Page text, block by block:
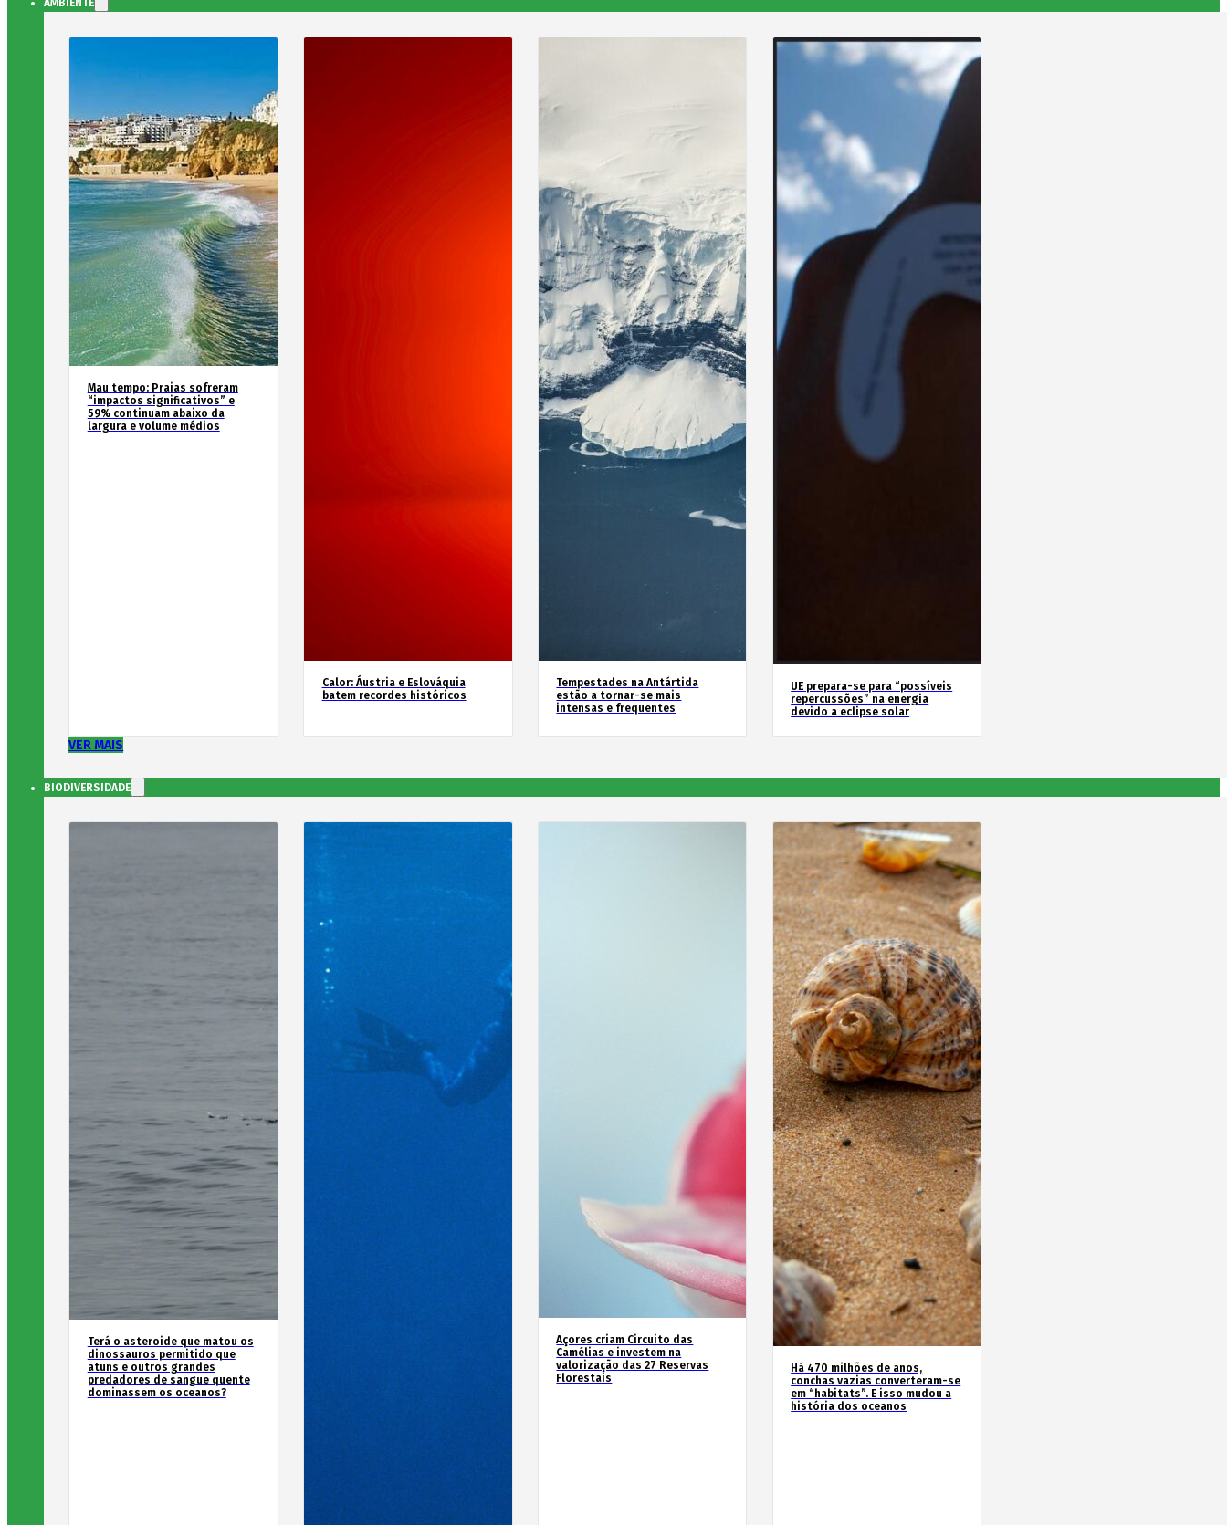
AMBIENTE
Mau tempo: Praias sofreram
“impactos significativos” e
59% continuam abaixo da
largura e volume médios
Calor: Áustria e Eslováquia
batem recordes históricos
Tempestades na Antártida
estão a tornar-se mais
intensas e frequentes
UE prepara-se para “possíveis
repercussões” na energia
devido a eclipse solar
VER MAIS
BIODIVERSIDADE
Terá o asteroide que matou os
dinossauros permitido que
atuns e outros grandes
predadores de sangue quente
dominassem os oceanos?
Açores criam Circuito das
Camélias e investem na
valorização das 27 Reservas
Florestais
Há 470 milhões de anos,
conchas vazias converteram-se
em “habitats”. E isso mudou a
história dos oceanos